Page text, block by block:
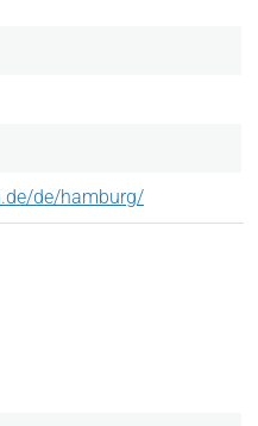
de/hamburg/